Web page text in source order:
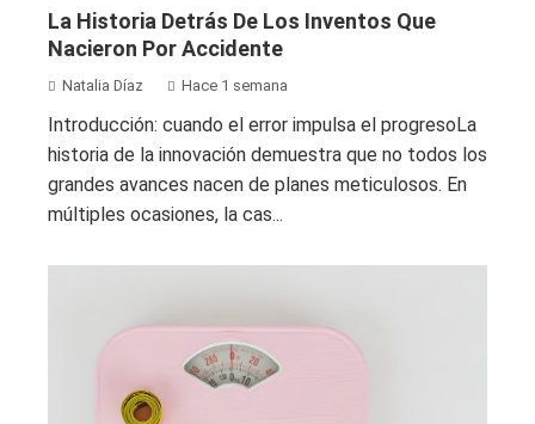
La Historia Detrás De Los Inventos Que
Nacieron Por Accidente
Natalia Díaz Hace 1 semana
Introducción: cuando el error impulsa el progresoLa
historia de la innovación demuestra que no todos los
grandes avances nacen de planes meticulosos. En
múltiples ocasiones, la cas...